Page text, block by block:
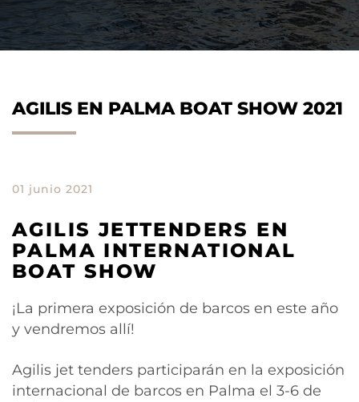
AGILIS EN PALMA BOAT SHOW 2021
01 junio 2021
AGILIS JETTENDERS EN
PALMA INTERNATIONAL
BOAT SHOW
¡La primera exposición de barcos en este año
y vendremos allí!
Agilis jet tenders participarán en la exposición
internacional de barcos en Palma el 3-6 de